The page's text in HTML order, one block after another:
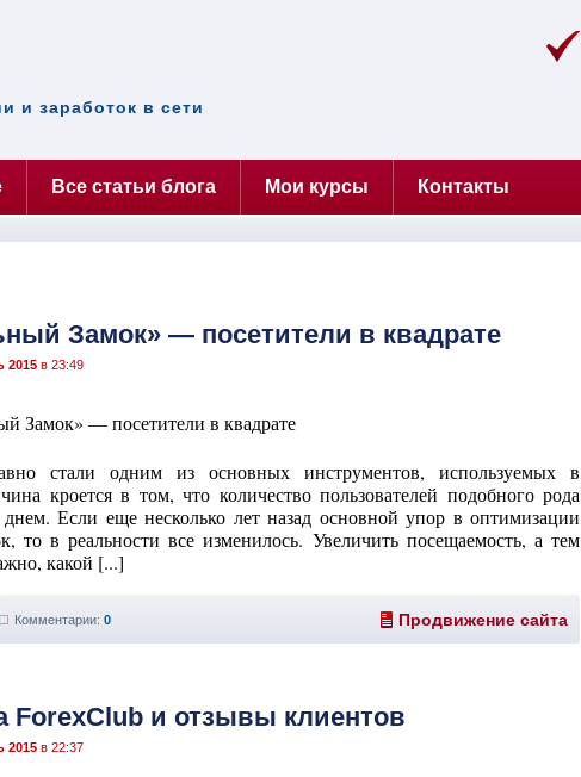
и заработок в сети
Все статьи блога Мои курсы Контакты
Замок» — посетители в квадрате
2015 в 23:49
стали одним из основных инструментов, используемых в
кроется в том, что количество пользователей подобного рода
Если еще несколько лет назад основной упор в оптимизации
то в реальности все изменилось. Увеличить посещаемость, а тем
какой [...]
Продвижение сайта
Комментарии: 0
ForexClub и отзывы клиентов
2015 в 22:37